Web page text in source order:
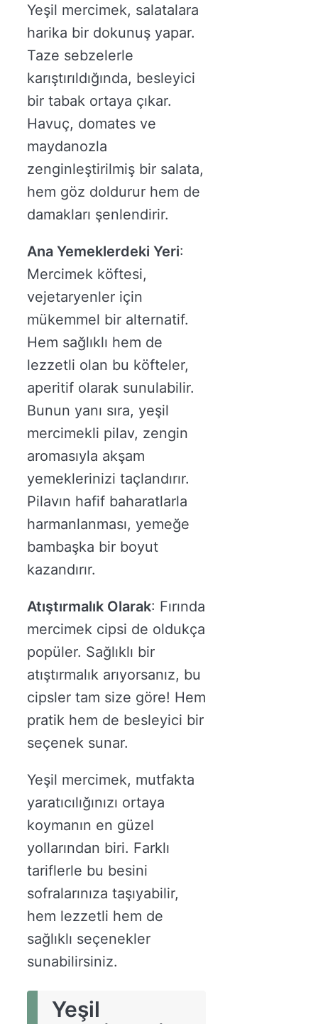
Yeşil mercimek, salatalara
harika bir dokunuş yapar.
Taze sebzelerle
karıştırıldığında, besleyici
bir tabak ortaya çıkar.
Havuç, domates ve
maydanozla
zenginleştirilmiş bir salata,
hem göz doldurur hem de
damakları şenlendirir.
Ana Yemeklerdeki Yeri:
Mercimek köftesi,
vejetaryenler için
mükemmel bir alternatif.
Hem sağlıklı hem de
lezzetli olan bu köfteler,
aperitif olarak sunulabilir.
Bunun yanı sıra, yeşil
mercimekli pilav, zengin
aromasıyla akşam
yemeklerinizi taçlandırır.
Pilavın hafif baharatlarla
harmanlanması, yemeğe
bambaşka bir boyut
kazandırır.
Atıştırmalık Olarak: Fırında
mercimek cipsi de oldukça
popüler. Sağlıklı bir
atıştırmalık arıyorsanız, bu
cipsler tam size göre! Hem
pratik hem de besleyici bir
seçenek sunar.
Yeşil mercimek, mutfakta
yaratıcılığınızı ortaya
koymanın en güzel
yollarından biri. Farklı
tariflerle bu besini
sofralarınıza taşıyabilir,
hem lezzetli hem de
sağlıklı seçenekler
sunabilirsiniz.
Yeşil